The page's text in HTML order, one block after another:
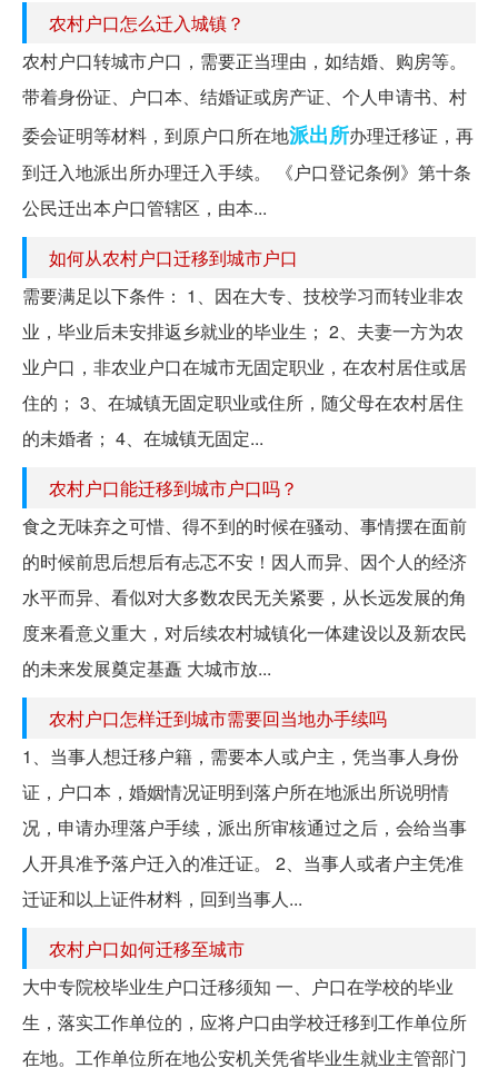
农村户口怎么迁入城镇？
农村户口转城市户口，需要正当理由，如结婚、购房等。
带着身份证、户口本、结婚证或房产证、个人申请书、村
委会证明等材料，到原户口所在地派出所办理迁移证，再
到迁入地派出所办理迁入手续。 《户口登记条例》第十条
公民迁出本户口管辖区，由本...
如何从农村户口迁移到城市户口
需要满足以下条件： 1、因在大专、技校学习而转业非农
业，毕业后未安排返乡就业的毕业生； 2、夫妻一方为农
业户口，非农业户口在城市无固定职业，在农村居住或居
住的； 3、在城镇无固定职业或住所，随父母在农村居住
的未婚者； 4、在城镇无固定...
农村户口能迁移到城市户口吗？
食之无味弃之可惜、得不到的时候在骚动、事情摆在面前
的时候前思后想后有忐忑不安！因人而异、因个人的经济
水平而异、看似对大多数农民无关紧要，从长远发展的角
度来看意义重大，对后续农村城镇化一体建设以及新农民
的未来发展奠定基矗 大城市放...
农村户口怎样迁到城市需要回当地办手续吗
1、当事人想迁移户籍，需要本人或户主，凭当事人身份
证，户口本，婚姻情况证明到落户所在地派出所说明情
况，申请办理落户手续，派出所审核通过之后，会给当事
人开具准予落户迁入的准迁证。 2、当事人或者户主凭准
迁证和以上证件材料，回到当事人...
农村户口如何迁移至城市
大中专院校毕业生户口迁移须知 一、户口在学校的毕业
生，落实工作单位的，应将户口由学校迁移到工作单位所
在地。工作单位所在地公安机关凭省毕业生就业主管部门